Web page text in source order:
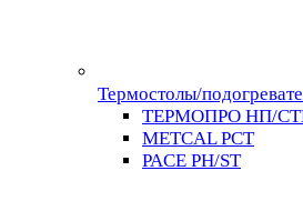
Термостолы/
ТЕРМОПРО НП/
METCAL PCT
PACE PH/ST